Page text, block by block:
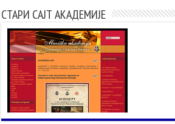
СТАРИ САЈТ АКАДЕМИЈЕ